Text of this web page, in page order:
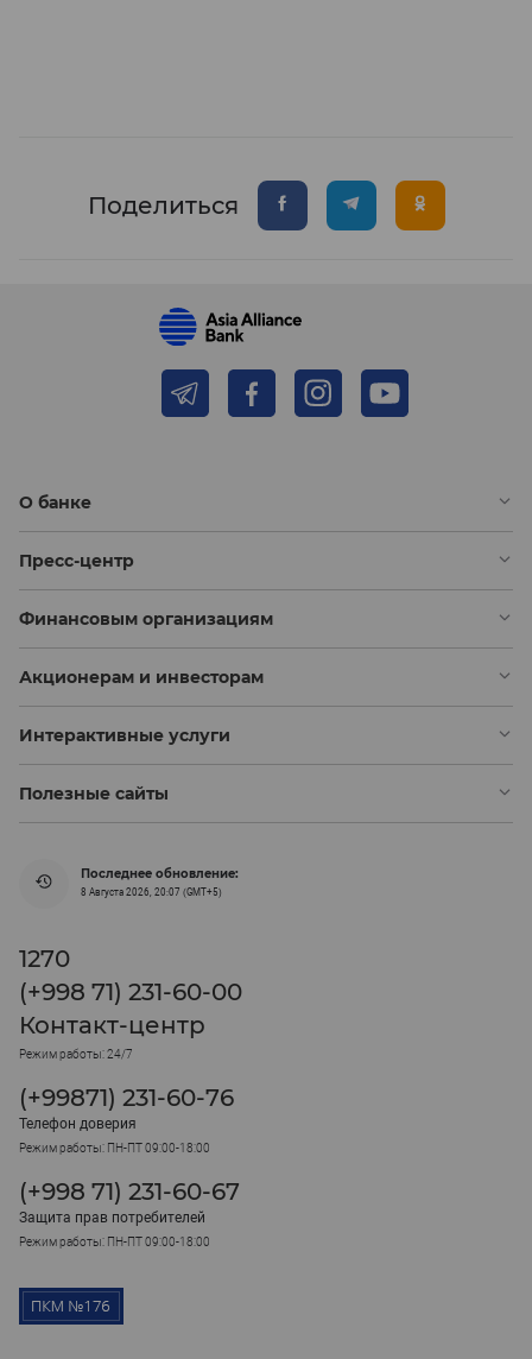
Поделиться
О банке
Пресс-центр
Финансовым организациям
Акционерам и инвесторам
Интерактивные услуги
Полезные сайты
Последнее обновление:
8 Августа 2026, 20:07 (GMT+5)
1270
(+998 71) 231-60-00
Контакт-центр
Режим работы: 24/7
(+99871) 231-60-76
Телефон доверия
Режим работы: ПН-ПТ 09:00-18:00
(+998 71) 231-60-67
Защита прав потребителей
Режим работы: ПН-ПТ 09:00-18:00